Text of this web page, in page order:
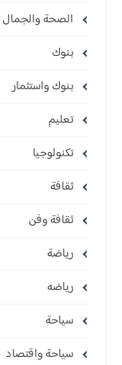
الصحة والجمال
بنوك
بنوك واستثمار
تعليم
تكنولوجيا
ثقافة
ثقافة وفن
رياضة
رياضه
سياحة
سياحة واقتصاد